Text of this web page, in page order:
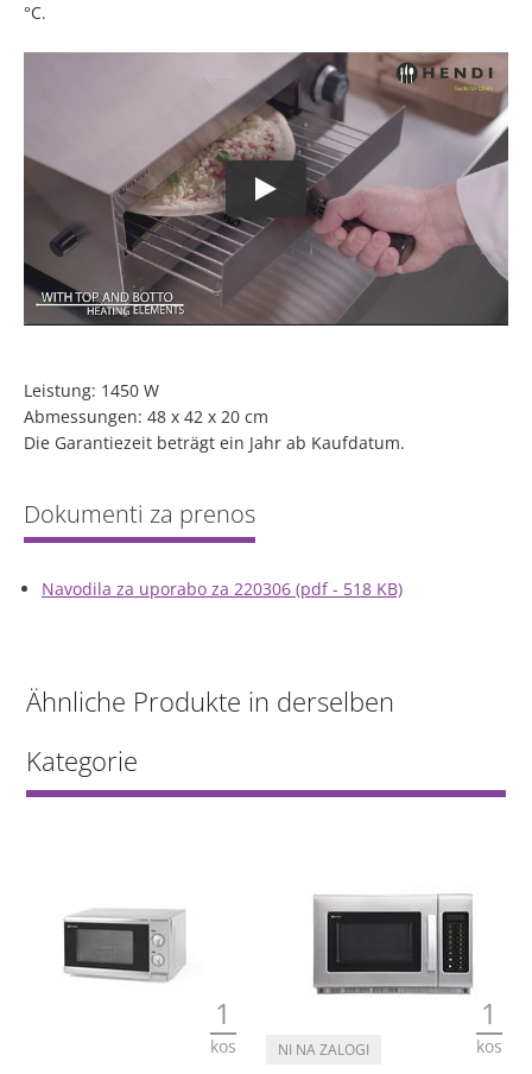
°C.
Leistung: 1450 W
Abmessungen: 48 x 42 x 20 cm
Die Garantiezeit beträgt ein Jahr ab Kaufdatum.
Navodila za uporabo za 220306 (pdf - 518 KB)
Ähnliche Produkte in derselben
Kategorie
1
kos
1
kos